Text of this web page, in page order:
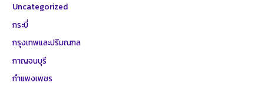
Uncategorized
กระบี่
กรุงเทพและปริมณฑล
กาญจนบุรี
กำแพงเพชร